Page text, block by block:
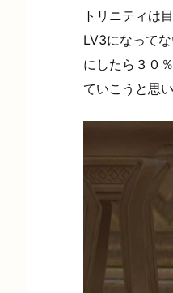
トリニティは
LV3になって
にしたら３０
ていこうと思い